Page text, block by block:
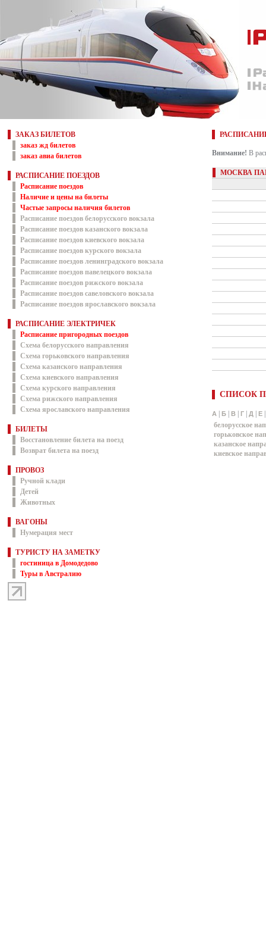
ЗАКАЗ БИЛЕТОВ
заказ жд билетов
заказ авиа билетов
РАСПИСАНИЕ ПОЕЗДОВ
Расписание поездов
Наличие и цены на билеты
Частые запросы наличия билетов
Расписание поездов белорусского вокзала
Расписание поездов казанского вокзала
Расписание поездов киевского вокзала
Расписание поездов курского вокзала
Расписание поездов ленинградского вокзала
Расписание поездов павелецкого вокзала
Расписание поездов рижского вокзала
Расписание поездов савеловского вокзала
Расписание поездов ярославского вокзала
РАСПИСАНИЕ ЭЛЕКТРИЧЕК
Расписание пригородных поездов
Схема белорусского направления
Схема горьковского направления
Схема казанского направления
Схема киевского направления
Схема курского направления
Схема рижского направления
Схема ярославского направления
БИЛЕТЫ
Восстановление билета на поезд
Возврат билета на поезд
ПРОВОЗ
Ручной клади
Детей
Животных
ВАГОНЫ
Нумерация мест
ТУРИСТУ НА ЗАМЕТКУ
гостиница в Домодедово
Туры в Австралию
Внимание! В
МОСКВА
СПИСОК
А Б В Г Д Е
белорусское
горьковское
казанское
киевское